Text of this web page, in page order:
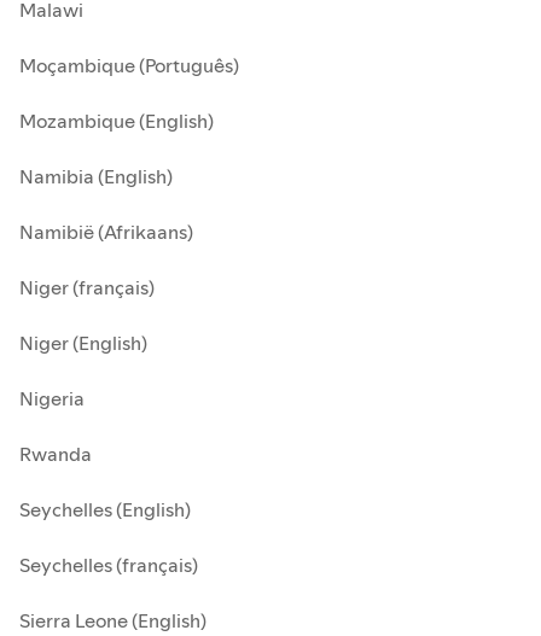
Malawi
Moçambique (Português)
Mozambique (English)
Namibia (English)
Namibië (Afrikaans)
Niger (français)
Niger (English)
Nigeria
Rwanda
Seychelles (English)
Seychelles (français)
Sierra Leone (English)